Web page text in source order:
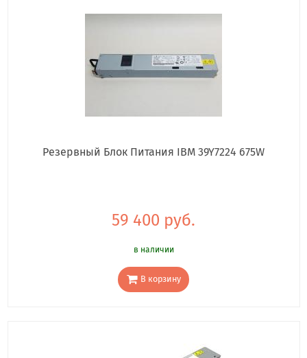
Резервный Блок Питания IBM 39Y7224 675W
59 400 руб.
в наличии
В корзину